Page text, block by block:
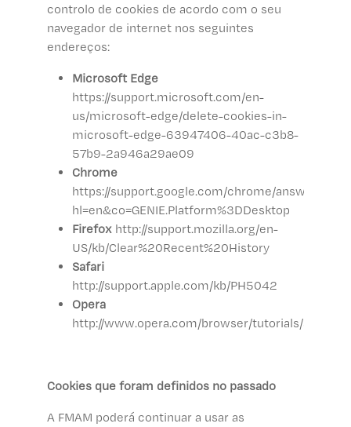
controlo de cookies de acordo com o seu
navegador de internet nos seguintes
endereços:
Microsoft Edge
https://support.microsoft.com/en-
us/microsoft-edge/delete-cookies-in-
microsoft-edge-63947406-40ac-c3b8-
57b9-2a946a29ae09
Chrome
https://support.google.com/chrome/answer/
hl=en&co=GENIE.Platform%3DDesktop
Firefox http://support.mozilla.org/en-
US/kb/Clear%20Recent%20History
Safari
http://support.apple.com/kb/PH5042
Opera
http://www.opera.com/browser/tutorials/
Cookies que foram definidos no passado
A FMAM poderá continuar a usar as